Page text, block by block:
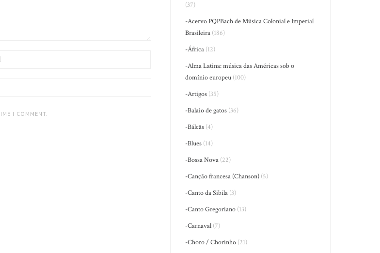
I COMMENT.
(37)
-Acervo PQPBach de Música Colonial e Imperial
Brasileira (186)
-África (12)
-Alma Latina: música das Américas sob o
domínio europeu (100)
-Artigos (35)
-Balaio de gatos (36)
-Bálcãs (4)
-Blues (14)
-Bossa Nova (22)
-Canção francesa (Chanson) (5)
-Canto da Sibila (3)
-Canto Gregoriano (13)
-Carnaval (7)
-Choro / Chorinho (21)